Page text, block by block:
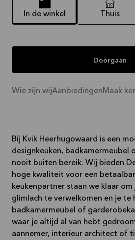
In de winkel Thuis
Doorgaan
Wie zijn wijAanbiedingen Maak
Bij Kvik Heerhugowaard is een
designkeuken, badkamermeubel
nooit buiten bereik. Wij bieden
hoge kwaliteit voor een
keukenpartner staan we klaar
glimlach te verwelkomen en je te
badkamermeubel of
waar je altijd al van hebt
aannemer, interieur architect of